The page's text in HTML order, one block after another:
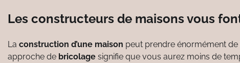
Les constructeurs de maisons vous
La construction d’une maison peut prendre énormément de
approche de bricolage signifie que vous aurez moins de